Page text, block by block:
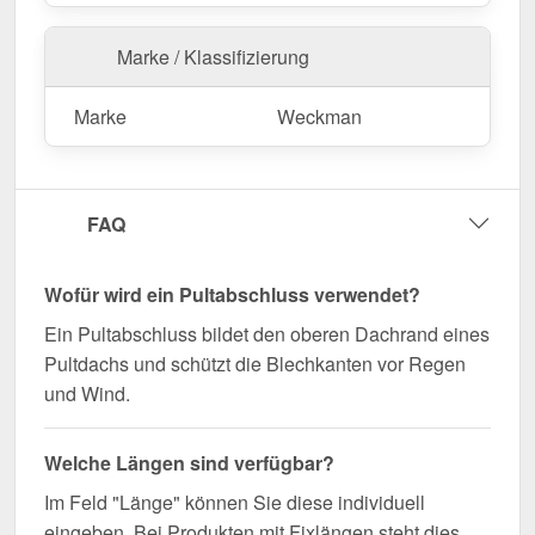
Jetzt Pultabschluss | 20 x 25 cm | 85° bestellen –
Passgenau für Ihr Projekt & schnell geliefert!
Langlebig, wetterfest, individuell auf Maß – bestellen
Sie jetzt und profitieren Sie von schneller Lieferung!
Marke / Klassifizierung
Marke Weckman
FAQ
Wofür wird ein Pultabschluss verwendet?
Ein Pultabschluss bildet den oberen Dachrand eines
Pultdachs und schützt die Blechkanten vor Regen
und Wind.
Welche Längen sind verfügbar?
Im Feld "Länge" können Sie diese individuell